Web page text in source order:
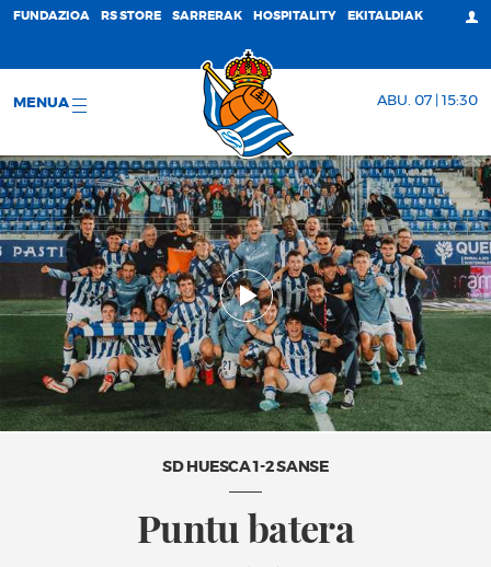
FUNDAZIOA RS STORE SARRERAK HOSPITALITY EKITALDIAK
MENUA ABU. 07 | 15:30
SD HUESCA 1-2 SANSE
Puntu batera